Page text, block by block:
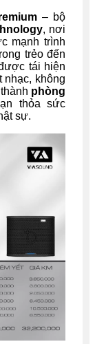
– bộ
, nơi
mạnh trình
trẻo đến
tái hiện
nhạc, không
phòng
thỏa sức
sự.